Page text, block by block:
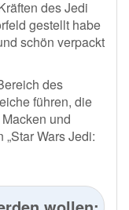
des Jedi
gestellt habe
schön verpackt
des
führen, die
und
Wars Jedi: